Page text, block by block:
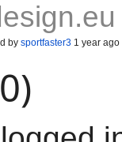
by sportfaster3 1 year ago